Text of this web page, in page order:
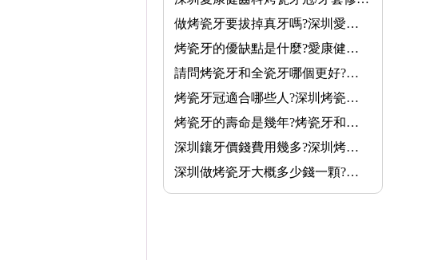
做烤瓷牙要拔掉真牙嗎?深圳愛康健齒科鑲烤瓷牙價格收費幾錢一顆?
烤瓷牙的優缺點是什麼?愛康健牙科做烤瓷牙能使用香港醫療券嗎
請問烤瓷牙和全瓷牙哪個更好?香港長者醫療券可用於烤瓷或全瓷牙嗎···
烤瓷牙冠適合哪些人?深圳烤瓷牙收費要幾多?愛康健齒科生物合金烤···
烤瓷牙的壽命是幾年?烤瓷牙和全瓷牙可以使用香港長者醫療券!
深圳鑲牙價錢費用幾多?深圳烤瓷牙套幾錢一隻?愛康健生物合金烤瓷···
深圳做烤瓷牙大概多少錢一顆?烤瓷牙能否使用香港長者醫療券